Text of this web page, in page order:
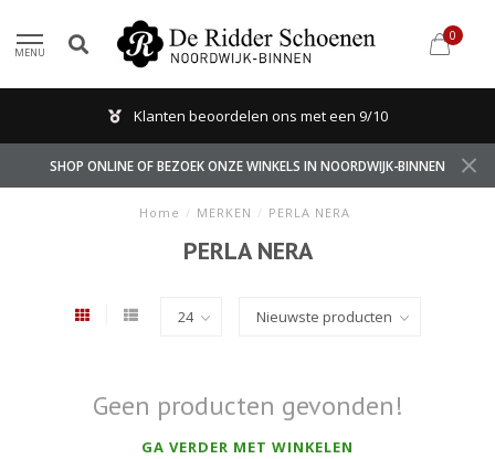
MENU
0
Klanten beoordelen ons met een 9/10
SHOP ONLINE OF BEZOEK ONZE WINKELS IN NOORDWIJK-BINNEN
Home / MERKEN / PERLA NERA
PERLA NERA
Geen producten gevonden!
GA VERDER MET WINKELEN